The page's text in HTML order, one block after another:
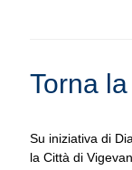
Torna
Su iniziativa di
la Città di